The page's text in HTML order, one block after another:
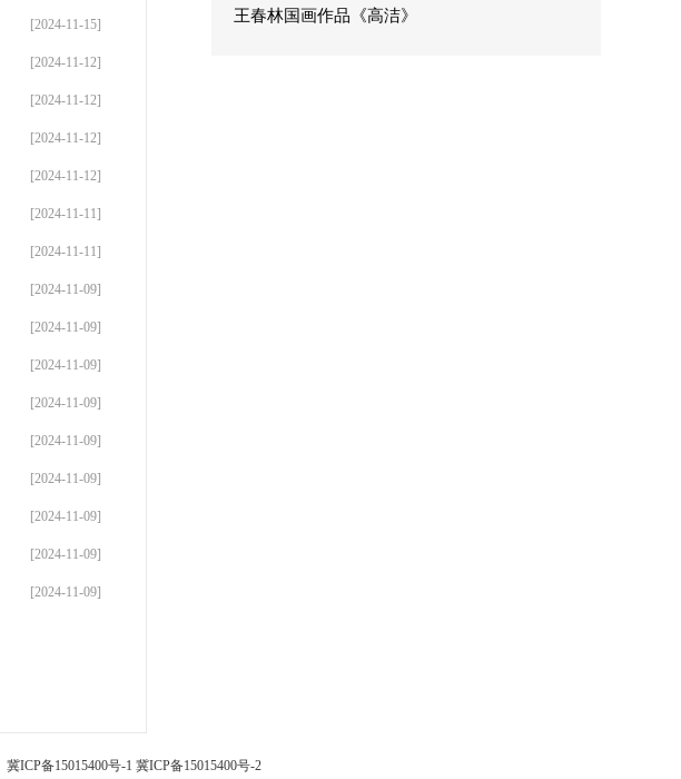
[2024-11-15]
[2024-11-12]
[2024-11-12]
[2024-11-12]
[2024-11-12]
[2024-11-11]
[2024-11-11]
[2024-11-09]
[2024-11-09]
[2024-11-09]
[2024-11-09]
[2024-11-09]
[2024-11-09]
[2024-11-09]
[2024-11-09]
[2024-11-09]
王春林国画作品《高洁》
冀ICP备15015400号-1 冀ICP备15015400号-2